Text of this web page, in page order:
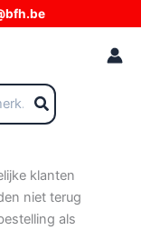
klanten
niet terug
als